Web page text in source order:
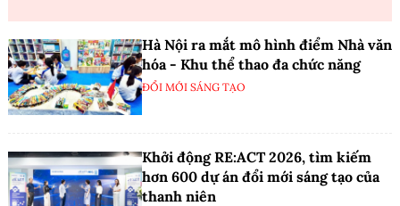
Hà Nội ra mắt mô hình điểm Nhà văn
hóa - Khu thể thao đa chức năng
ĐỔI MỚI SÁNG TẠO
Khởi động RE:ACT 2026, tìm kiếm
hơn 600 dự án đổi mới sáng tạo của
thanh niên